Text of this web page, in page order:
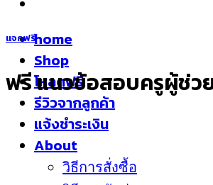
home
Shop
โหลดฟรี
รีวิวจากลูกค้า
แจ้งชำระเงิน
About
วิธีการสั่งซื้อ
แจกฟรี
ฟรี แนวข้อสอบครูผู้ช่ว